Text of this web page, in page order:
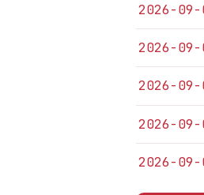
2026-09-
2026-09-
2026-
2026-09-
2026-